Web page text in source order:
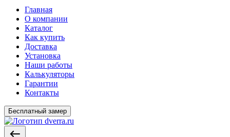
Главная
О компании
Каталог
Как купить
Доставка
Установка
Наши работы
Калькуляторы
Гарантии
Контакты
Бесплатный замер